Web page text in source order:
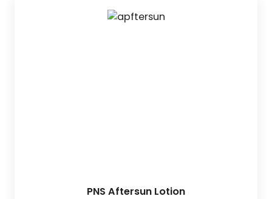
PNS Aftersun Lotion